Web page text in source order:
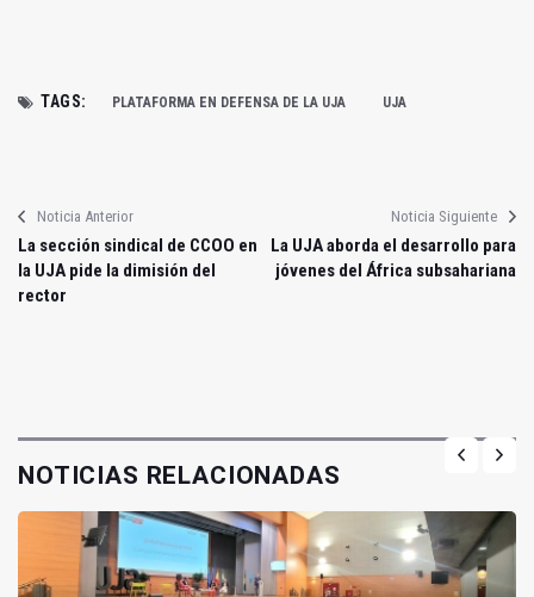
TAGS: PLATAFORMA EN DEFENSA DE LA UJA UJA
Noticia Anterior
La sección sindical de CCOO en
la UJA pide la dimisión del
rector
Noticia Siguiente
La UJA aborda el desarrollo para
jóvenes del África subsahariana
NOTICIAS RELACIONADAS